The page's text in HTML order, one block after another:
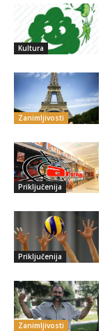
Kultura
Zanimljivosti
Priključenija
Priključenija
Zanimljivosti